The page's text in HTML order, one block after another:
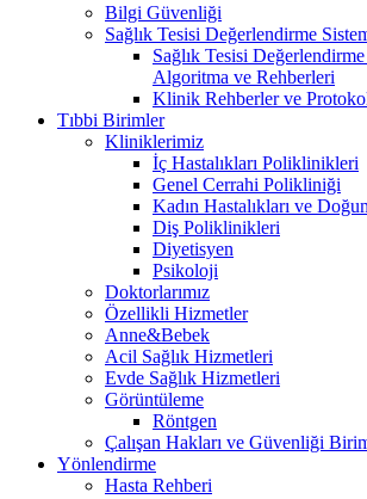
Bilgi Güvenliği
Sağlık Tesisi Değerlendirme
Sağlık Tesisi
Algoritma ve Rehberleri
Klinik Rehberler ve
Tıbbi Birimler
Kliniklerimiz
İç Hastalıkları Poliklinikleri
Genel Cerrahi Polikliniği
Kadın Hastalıkları ve
Diş Poliklinikleri
Diyetisyen
Psikoloji
Doktorlarımız
Özellikli Hizmetler
Anne&Bebek
Acil Sağlık Hizmetleri
Evde Sağlık Hizmetleri
Görüntüleme
Röntgen
Çalışan Hakları ve Güvenliği
Yönlendirme
Hasta Rehberi